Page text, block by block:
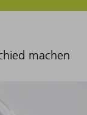
machen